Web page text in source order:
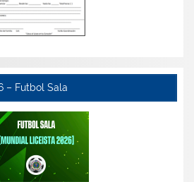
– Futbol Sala